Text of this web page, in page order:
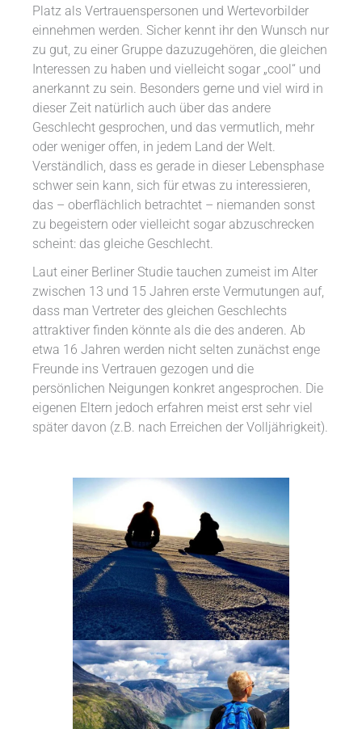
Platz als Vertrauenspersonen und Wertevorbilder
einnehmen werden. Sicher kennt ihr den Wunsch nur
zu gut, zu einer Gruppe dazuzugehören, die gleichen
Interessen zu haben und vielleicht sogar „cool“ und
anerkannt zu sein. Besonders gerne und viel wird in
dieser Zeit natürlich auch über das andere
Geschlecht gesprochen, und das vermutlich, mehr
oder weniger offen, in jedem Land der Welt.
Verständlich, dass es gerade in dieser Lebensphase
schwer sein kann, sich für etwas zu interessieren,
das – oberflächlich betrachtet – niemanden sonst
zu begeistern oder vielleicht sogar abzuschrecken
scheint: das gleiche Geschlecht.
Laut einer Berliner Studie tauchen zumeist im Alter
zwischen 13 und 15 Jahren erste Vermutungen auf,
dass man Vertreter des gleichen Geschlechts
attraktiver finden könnte als die des anderen. Ab
etwa 16 Jahren werden nicht selten zunächst enge
Freunde ins Vertrauen gezogen und die
persönlichen Neigungen konkret angesprochen. Die
eigenen Eltern jedoch erfahren meist erst sehr viel
später davon (z.B. nach Erreichen der Volljährigkeit).